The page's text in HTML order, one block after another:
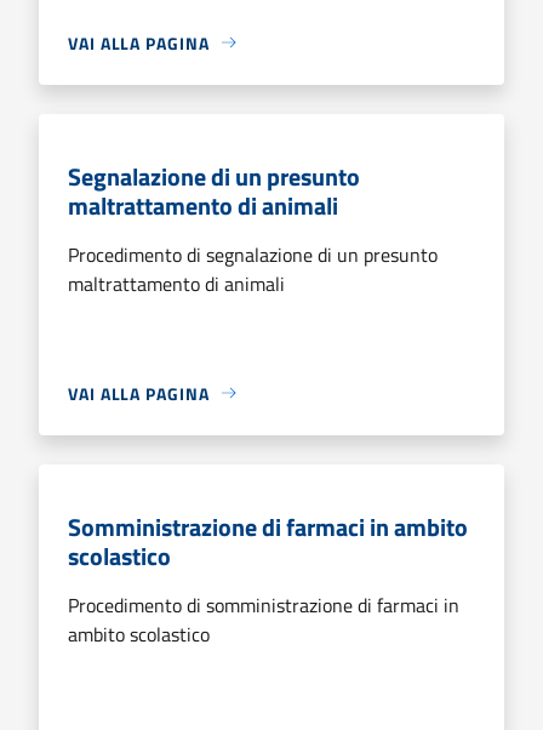
VAI ALLA PAGINA
Segnalazione di un presunto
maltrattamento di animali
Procedimento di segnalazione di un presunto
maltrattamento di animali
VAI ALLA PAGINA
Somministrazione di farmaci in ambito
scolastico
Procedimento di somministrazione di farmaci in
ambito scolastico